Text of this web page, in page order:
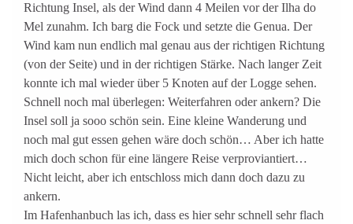
Richtung Insel, als der Wind dann 4 Meilen vor der Ilha do
Mel zunahm. Ich barg die Fock und setzte die Genua. Der
Wind kam nun endlich mal genau aus der richtigen Richtung
(von der Seite) und in der richtigen Stärke. Nach langer Zeit
konnte ich mal wieder über 5 Knoten auf der Logge sehen.
Schnell noch mal überlegen: Weiterfahren oder ankern? Die
Insel soll ja sooo schön sein. Eine kleine Wanderung und
noch mal gut essen gehen wäre doch schön… Aber ich hatte
mich doch schon für eine längere Reise verproviantiert…
Nicht leicht, aber ich entschloss mich dann doch dazu zu
ankern.
Im Hafenhanbuch las ich, dass es hier sehr schnell sehr flach